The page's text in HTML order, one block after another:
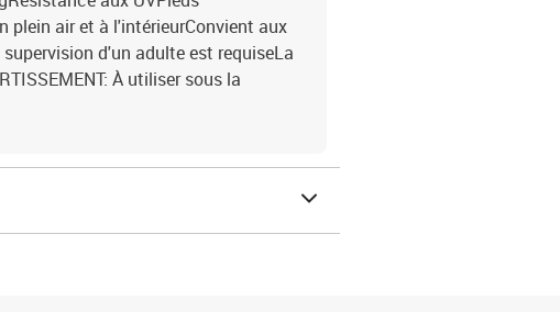
plein air et à l'intérieurConvient aux
d'un adulte est requiseLa
À utiliser sous la